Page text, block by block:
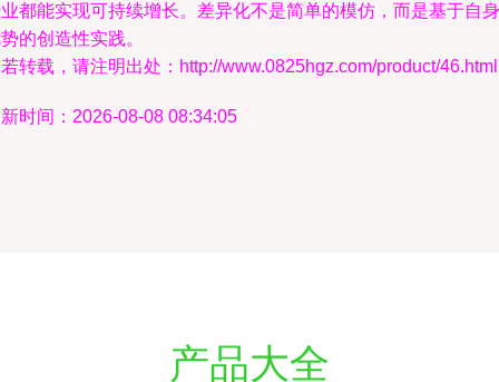
都能实现可持续增长。差异化不是简单的模仿，而是基于自身
的创造性实践。
转载，请注明出处：http://www.0825hgz.com/product/46.html
时间：2026-08-08 08:34:05
产品大全